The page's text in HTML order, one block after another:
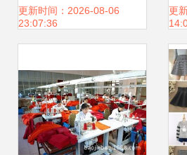
18年夏高端真丝连
更新时间：2026-08-06
23:07:36
更